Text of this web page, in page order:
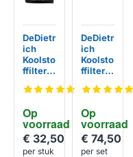
Op
voorraad
DeDietr
ich
Koolsto
ffilter
04
€ 32,50
per stuk
Op
voorraad
DeDietr
ich
Koolsto
ffilter
72
€ 74,50
per set